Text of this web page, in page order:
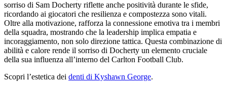
sorriso di Sam Docherty riflette anche positività durante le sfide,
ricordando ai giocatori che resilienza e compostezza sono vitali.
Oltre alla motivazione, rafforza la connessione emotiva tra i membri
della squadra, mostrando che la leadership implica empatia e
incoraggiamento, non solo direzione tattica. Questa combinazione di
abilità e calore rende il sorriso di Docherty un elemento cruciale
della sua influenza all’interno del Carlton Football Club.
Scopri l’estetica dei denti di Kyshawn George.